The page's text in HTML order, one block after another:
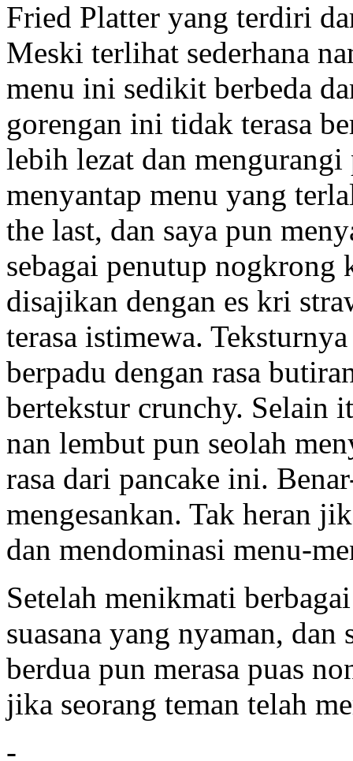
Fried Platter yang terdiri
Meski terlihat sederhana
menu ini sedikit berbeda
gorengan ini tidak terasa
lebih lezat dan mengurangi
menyantap menu yang
the last, dan saya pun
sebagai penutup
disajikan dengan es kri
terasa istimewa.
berpadu dengan rasa
bertekstur crunchy. Selain
nan lembut pun seolah
rasa dari pancake ini.
mengesankan. Tak heran
dan mendominasi menu-
Setelah menikmati
suasana yang nyaman,
berdua pun merasa puas
jika seorang teman telah
-